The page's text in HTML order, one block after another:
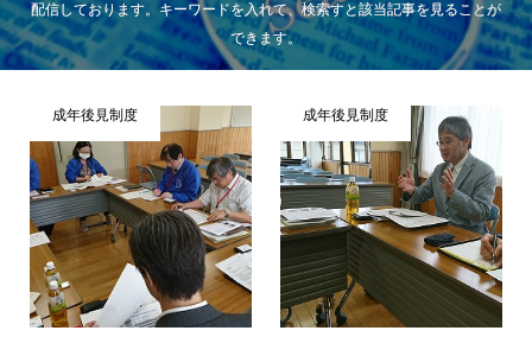
配信しております。キーワードを入れて、検索すと該当記事を見ることが
できます。
成年後見制度 成年後見制度